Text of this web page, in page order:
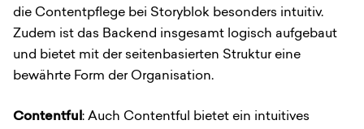
die Contentpflege bei Storyblok besonders intuitiv.
Zudem ist das Backend insgesamt logisch aufgebaut
und bietet mit der seitenbasierten Struktur eine
bewährte Form der Organisation.
Contentful: Auch Contentful bietet ein intuitives